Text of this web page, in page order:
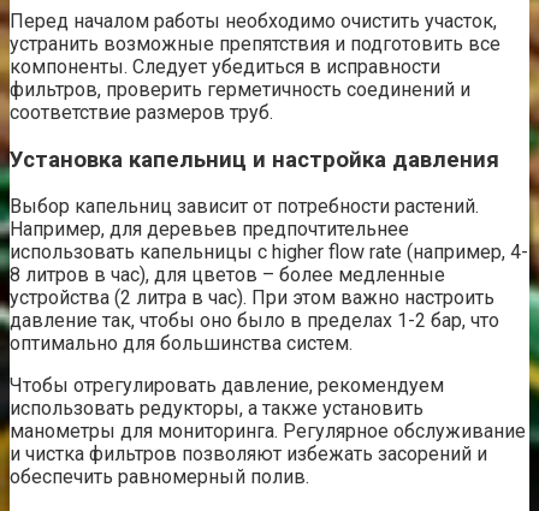
Перед началом работы необходимо очистить участок,
устранить возможные препятствия и подготовить все
компоненты. Следует убедиться в исправности
фильтров, проверить герметичность соединений и
соответствие размеров труб.
Установка капельниц и настройка давления
Выбор капельниц зависит от потребности растений.
Например, для деревьев предпочтительнее
использовать капельницы с higher flow rate (например, 4-
8 литров в час), для цветов – более медленные
устройства (2 литра в час). При этом важно настроить
давление так, чтобы оно было в пределах 1-2 бар, что
оптимально для большинства систем.
Чтобы отрегулировать давление, рекомендуем
использовать редукторы, а также установить
манометры для мониторинга. Регулярное обслуживание
и чистка фильтров позволяют избежать засорений и
обеспечить равномерный полив.